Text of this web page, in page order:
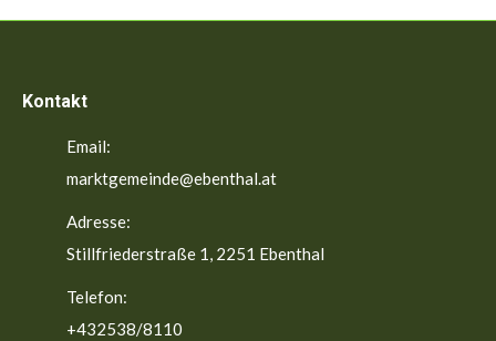
Kontakt
Email:
marktgemeinde@ebenthal.at
Adresse:
Stillfriederstraße 1, 2251 Ebenthal
Telefon:
+432538/8110